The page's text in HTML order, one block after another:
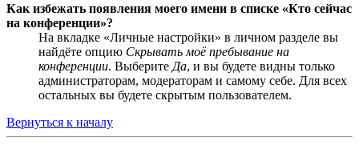
Как избежать появления моего имени в списке «Кто сейчас
на конференции»?
На вкладке «Личные настройки» в личном разделе вы
найдёте опцию Скрывать моё пребывание на
конференции. Выберите Да, и вы будете видны только
администраторам, модераторам и самому себе. Для всех
остальных вы будете скрытым пользователем.
Вернуться к началу